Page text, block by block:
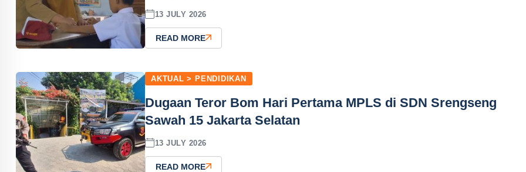
13 JULY 2026
READ MORE
AKTUAL > PENDIDIKAN
Dugaan Teror Bom Hari Pertama MPLS di SDN Srengseng
Sawah 15 Jakarta Selatan
13 JULY 2026
READ MORE